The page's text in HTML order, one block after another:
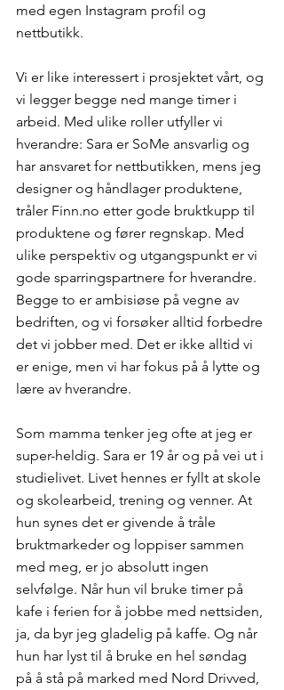
med egen Instagram profil og
nettbutikk.
Vi er like interessert i prosjektet vårt, og
vi legger begge ned mange timer i
arbeid. Med ulike roller utfyller vi
hverandre: Sara er SoMe ansvarlig og
har ansvaret for nettbutikken, mens jeg
designer og håndlager produktene,
tråler Finn.no etter gode bruktkupp til
produktene og fører regnskap. Med
ulike perspektiv og utgangspunkt er vi
gode sparringspartnere for hverandre.
Begge to er ambisiøse på vegne av
bedriften, og vi forsøker alltid forbedre
det vi jobber med. Det er ikke alltid vi
er enige, men vi har fokus på å lytte og
lære av hverandre.
Som mamma tenker jeg ofte at jeg er
super-heldig. Sara er 19 år og på vei ut i
studielivet. Livet hennes er fyllt at skole
og skolearbeid, trening og venner. At
hun synes det er givende å tråle
bruktmarkeder og loppiser sammen
med meg, er jo absolutt ingen
selvfølge. Når hun vil bruke timer på
kafe i ferien for å jobbe med nettsiden,
ja, da byr jeg gladelig på kaffe. Og når
hun har lyst til å bruke en hel søndag
på å stå på marked med Nord Drivved,